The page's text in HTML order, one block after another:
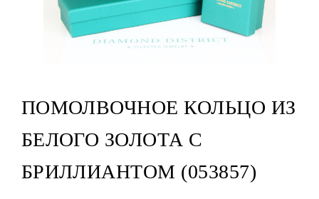
ПОМОЛВОЧНОЕ КОЛЬЦО ИЗ
БЕЛОГО ЗОЛОТА С
БРИЛЛИАНТОМ (053857)